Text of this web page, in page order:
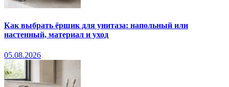
Как выбрать ёршик для унитаза: напольный или
настенный, материал и уход
05.08.2026